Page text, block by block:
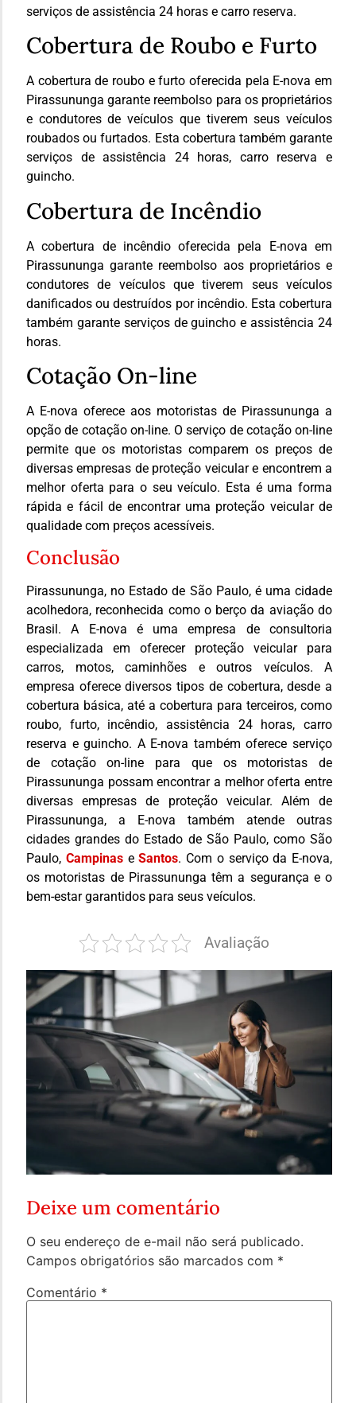
serviços de assistência 24 horas e carro reserva.
Cobertura de Roubo e Furto
A cobertura de roubo e furto oferecida pela E-nova em
Pirassununga garante reembolso para os proprietários
e condutores de veículos que tiverem seus veículos
roubados ou furtados. Esta cobertura também garante
serviços de assistência 24 horas, carro reserva e
guincho.
Cobertura de Incêndio
A cobertura de incêndio oferecida pela E-nova em
Pirassununga garante reembolso aos proprietários e
condutores de veículos que tiverem seus veículos
danificados ou destruídos por incêndio. Esta cobertura
também garante serviços de guincho e assistência 24
horas.
Cotação On-line
A E-nova oferece aos motoristas de Pirassununga a
opção de cotação on-line. O serviço de cotação on-line
permite que os motoristas comparem os preços de
diversas empresas de proteção veicular e encontrem a
melhor oferta para o seu veículo. Esta é uma forma
rápida e fácil de encontrar uma proteção veicular de
qualidade com preços acessíveis.
Conclusão
Pirassununga, no Estado de São Paulo, é uma cidade
acolhedora, reconhecida como o berço da aviação do
Brasil. A E-nova é uma empresa de consultoria
especializada em oferecer proteção veicular para
carros, motos, caminhões e outros veículos. A
empresa oferece diversos tipos de cobertura, desde a
cobertura básica, até a cobertura para terceiros, como
roubo, furto, incêndio, assistência 24 horas, carro
reserva e guincho. A E-nova também oferece serviço
de cotação on-line para que os motoristas de
Pirassununga possam encontrar a melhor oferta entre
diversas empresas de proteção veicular. Além de
Pirassununga, a E-nova também atende outras
cidades grandes do Estado de São Paulo, como São
Paulo, CampinaseSantos. Com o serviço da E-nova,
os motoristas de Pirassununga têm a segurança e o
bem-estar garantidos para seus veículos.
Avaliação
Deixe um comentário
O seu endereço de e-mail não será publicado.
Campos obrigatórios são marcados com *
Comentário *